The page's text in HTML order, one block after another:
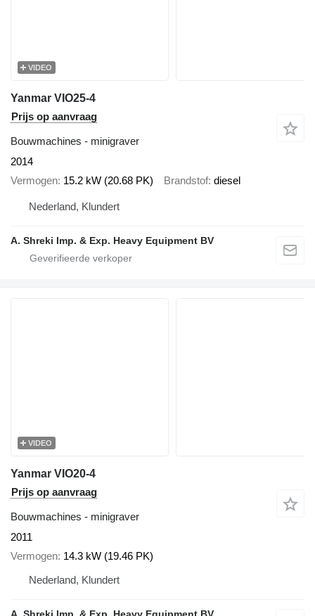
VIDEO
Yanmar VIO25-4
Prijs op aanvraag
Bouwmachines - minigraver
2014
Vermogen 15.2 kW (20.68 PK) Brandstof diesel
Nederland, Klundert
A. Shreki Imp. & Exp. Heavy Equipment BV
VIDEO
Yanmar VIO20-4
Prijs op aanvraag
Bouwmachines - minigraver
2011
Vermogen 14.3 kW (19.46 PK)
Nederland, Klundert
A. Shreki Imp. & Exp. Heavy Equipment BV